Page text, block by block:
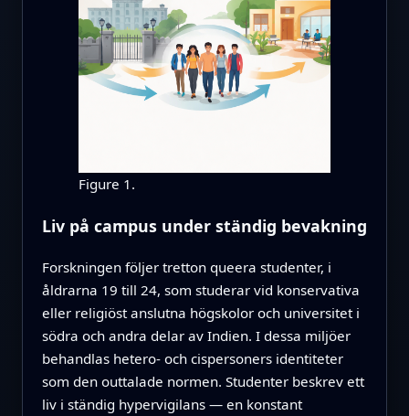
Figure 1.
Liv på campus under ständig bevakning
Forskningen följer tretton queera studenter, i
åldrarna 19 till 24, som studerar vid konservativa
eller religiöst anslutna högskolor och universitet i
södra och andra delar av Indien. I dessa miljöer
behandlas hetero- och cispersoners identiteter
som den outtalade normen. Studenter beskrev ett
liv i ständig hypervigilans — en konstant